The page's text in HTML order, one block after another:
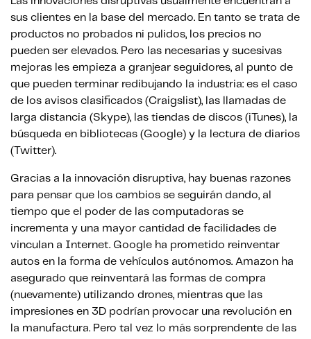
sus clientes en la base del mercado. En tanto se trata de
productos no probados ni pulidos, los precios no
pueden ser elevados. Pero las necesarias y sucesivas
mejoras les empieza a granjear seguidores, al punto de
que pueden terminar redibujando la industria: es el caso
de los avisos clasificados (Craigslist), las llamadas de
larga distancia (Skype), las tiendas de discos (iTunes), la
búsqueda en bibliotecas (Google) y la lectura de diarios
(Twitter).
Gracias a la innovación disruptiva, hay buenas razones
para pensar que los cambios se seguirán dando, al
tiempo que el poder de las computadoras se
incrementa y una mayor cantidad de facilidades de
vinculan a Internet. Google ha prometido reinventar
autos en la forma de vehículos autónomos. Amazon ha
asegurado que reinventará las formas de compra
(nuevamente) utilizando drones, mientras que las
impresiones en 3D podrían provocar una revolución en
la manufactura. Pero tal vez lo más sorprendente de las